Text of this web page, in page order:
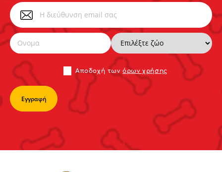
Αποδoχή τωνόρων χρήσης